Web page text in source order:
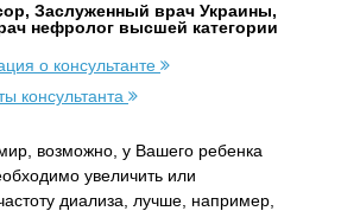
Заслуженный врач Украины,
нефролог высшей категории
о консультанте
консультанта
возможно, у Вашего ребенка
увеличить или
диализа, лучше, например,